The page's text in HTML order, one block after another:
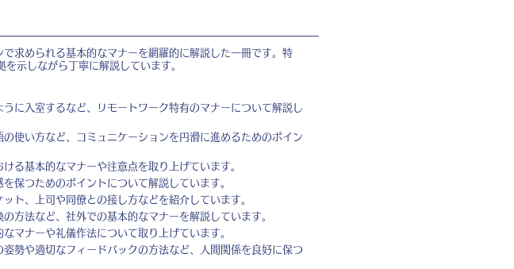
求められる基本的なマナーを網羅的に解説した一冊です。特
示しながら丁寧に解説しています。
に入室するなど、リモートワーク特有のマナーについて解説し
使い方など、コミュニケーションを円滑に進めるためのポイン
る基本的なマナーや注意点を取り上げています。
保つためのポイントについて解説しています。
ト、上司や同僚との接し方などを紹介しています。
方法など、社外での基本的なマナーを解説しています。
マナーや礼儀作法について取り上げています。
勢や適切なフィードバックの方法など、人間関係を良好に保つ